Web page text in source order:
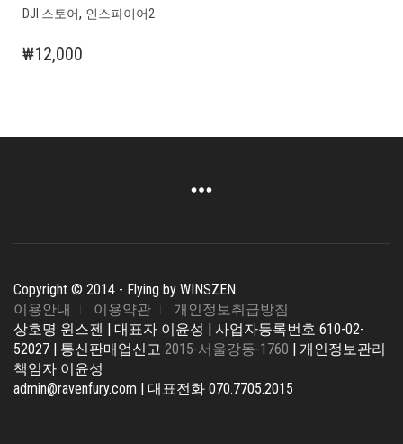
DJI 스토어, 인스파이어2
₩12,000
Copyright © 2014 - Flying by WINSZEN
이용안내
이용약관
개인정보취급방침
상호명 윈스젠 | 대표자 이윤성 | 사업자등록번호 610-02-
52027 | 통신판매업신고 2015-서울강동-1760 | 개인정보관리
책임자 이윤성
admin@ravenfury.com | 대표전화 070.7705.2015